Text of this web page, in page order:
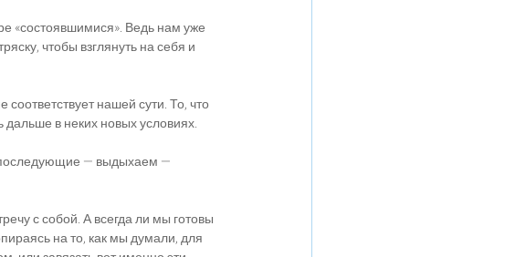
«состоявшимися». Ведь нам уже
чтобы взглянуть на себя и
соответствует нашей сути. То, что
в неких новых условиях.
— выдыхаем —
с собой. А всегда ли мы готовы
на то, как мы думали, для